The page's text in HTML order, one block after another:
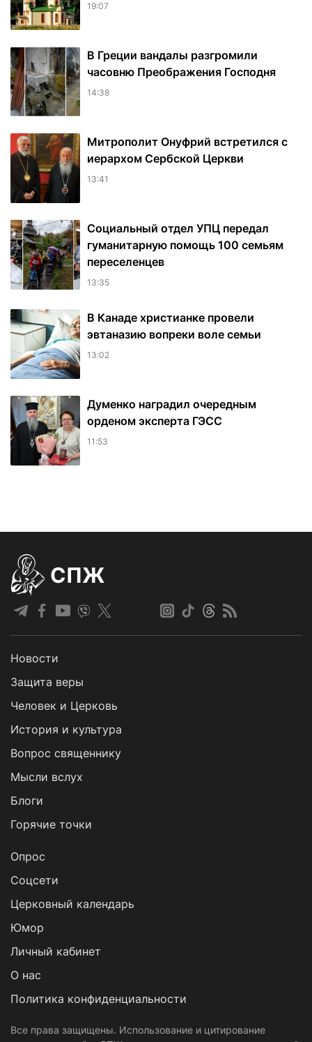
19:07
В Греции вандалы разгромили
часовню Преображения Господня
14:38
Митрополит Онуфрий встретился с
иерархом Сербской Церкви
13:41
Социальный отдел УПЦ передал
гуманитарную помощь 100 семьям
переселенцев
13:35
В Канаде христианке провели
эвтаназию вопреки воле семьи
13:02
Думенко наградил очередным
орденом эксперта ГЭСС
11:53
СПЖ
Новости
Защита веры
Человек и Церковь
История и культура
Вопрос священнику
Мысли вслух
Блоги
Горячие точки
Опрос
Cоцсети
Церковный календарь
Юмор
Личный кабинет
О нас
Политика конфиденциальности
Все права защищены. Использование и цитирование